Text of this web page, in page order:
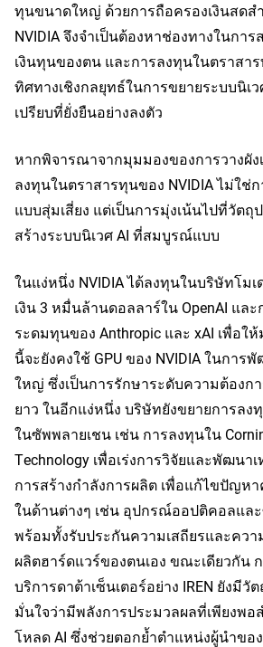
ทุนขนาดใหญ่ ด้วยการถือครองเงินสดส
NVIDIA จึงจำเป็นต้องหาช่องทางในกา
เงินทุนของตน และการลงทุนในตราสา
ทิศทางเชิงกลยุทธ์ในการขยายระบบนิเ
เปรียบที่ยั่งยืนอย่างลงตัว
หากพิจารณาจากมุมมองของการวางผัง
ลงทุนในตราสารทุนของ NVIDIA ไม่ใช่
แบบสุ่มเสี่ยง แต่เป็นการมุ่งเน้นไปที่วัตถุ
สร้างระบบนิเวศ AI ที่สมบูรณ์แบบ
ในแง่หนึ่ง NVIDIA ได้ลงทุนในบริษัทโม
เงิน 3 หมื่นล้านดอลลาร์ใน OpenAI แล
ระดมทุนของ Anthropic และ xAI เพื่อใ
นี้จะยังคงใช้ GPU ของ NVIDIA ในการ
ใหญ่ ซึ่งเป็นการรักษาระดับความต้องก
ยาว ในอีกแง่หนึ่ง บริษัทยังขยายการลง
ในซัพพลายเชน เช่น การลงทุนใน
Technology เพื่อเร่งการวิจัยและพัฒนา
การสร้างกำลังการผลิต เพื่อแก้ไขปัญห
ในด้านต่างๆ เช่น อุปกรณ์ออปติคอลแล
พร้อมทั้งรับประกันความเสถียรและคว
ผลิตฮาร์ดแวร์ของตนเอง ขณะเดียวกัน
บริการดาต้าเซ็นเตอร์อย่าง IREN ยังมีวั
มั่นใจว่ามีพลังการประมวลผลที่เพียงพอ
โหลด AI ซึ่งช่วยตอกย้ำตำแหน่งผู้นำขอ